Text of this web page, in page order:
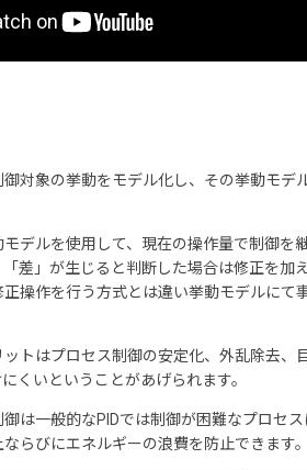
対象の挙動をモデル化し、その挙動モ
デルを使用して、現在の操作量で制御
差」が生じると判断した場合は修正を加
操作を行う方式とは違い挙動モデルに
トはプロセス制御の安定化、外乱除去
くいということがあげられます。
は一般的なPIDでは制御が困難なプロセ
らびにエネルギーの浪費を防止できます。